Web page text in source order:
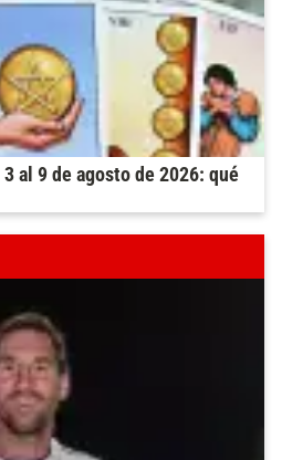
al 9 de agosto de 2026: qué